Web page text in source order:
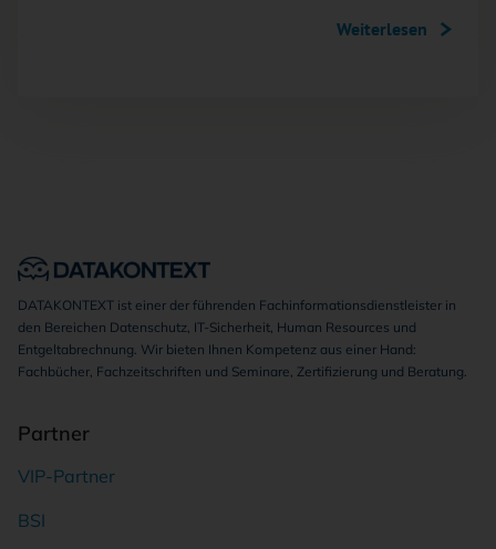
Weiterlesen
DATAKONTEXT ist einer der führenden Fachinformationsdienstleister in
den Bereichen Datenschutz, IT-Sicherheit, Human Resources und
Entgeltabrechnung. Wir bieten Ihnen Kompetenz aus einer Hand:
Fachbücher, Fachzeitschriften und Seminare, Zertifizierung und Beratung.
Partner
VIP-Partner
BSI